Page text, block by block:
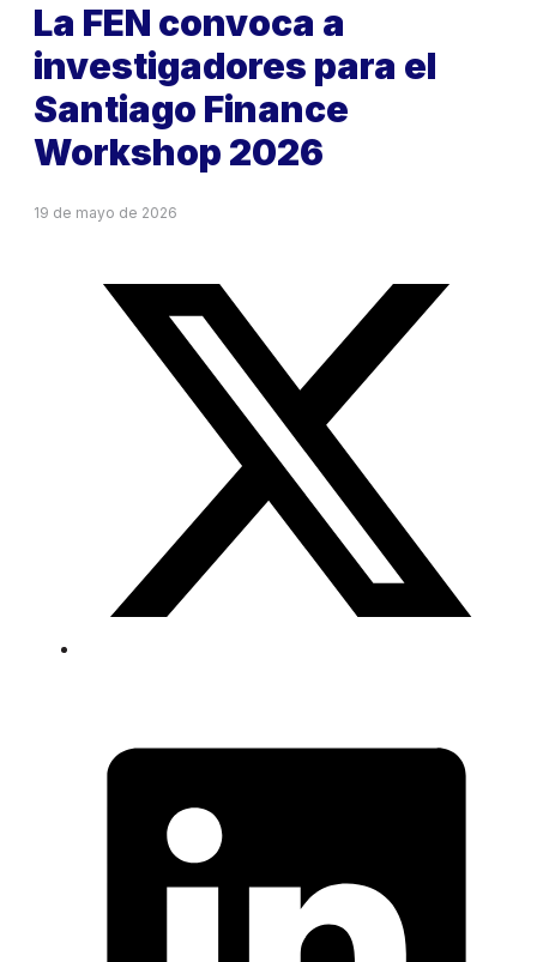
La FEN convoca a
investigadores para el
Santiago Finance
Workshop 2026
19 de mayo de 2026